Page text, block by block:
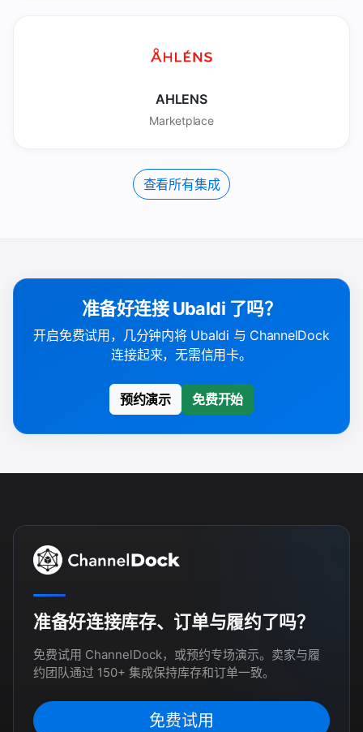
AHLENS
Marketplace
查看所有集成
准备好连接 Ubaldi 了吗？
开启免费试用，几分钟内将 Ubaldi 与 ChannelDock
连接起来，无需信用卡。
预约演示 免费开始
准备好连接库存、订单与履约了吗？
免费试用 ChannelDock，或预约专场演示。卖家与履
约团队通过 150+ 集成保持库存和订单一致。
免费试用